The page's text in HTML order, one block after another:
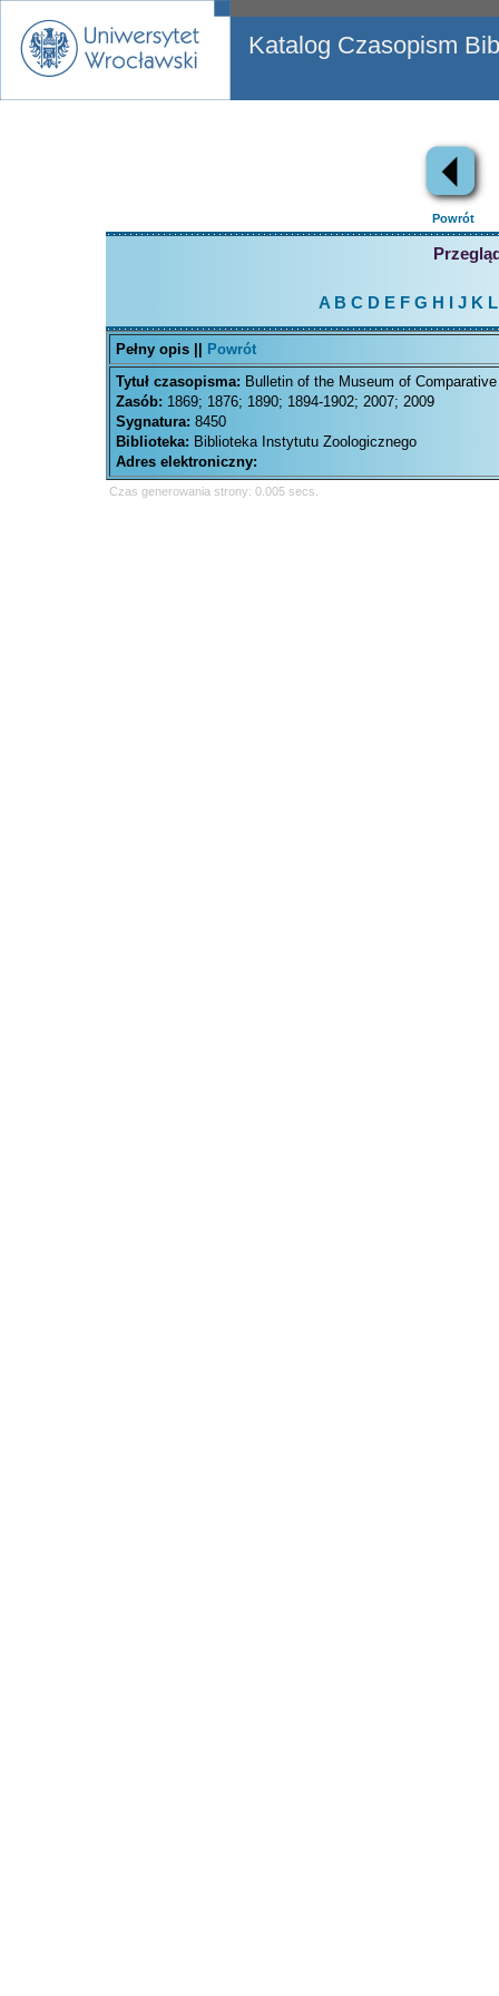
Katalog Czasopism
Powrót
A B C D EFG H J K L
Pełny opis ||
Powrót
Tytuł czasopisma: Bulletin of the Museum of
Zasób: 1869; 1876; 1890; 1894-1902; 2007; 2009
Sygnatura: 8450
Biblioteka: Biblioteka Instytutu Zoologicznego
Adres elektroniczny:
Czas generowania strony: 0.005 secs.